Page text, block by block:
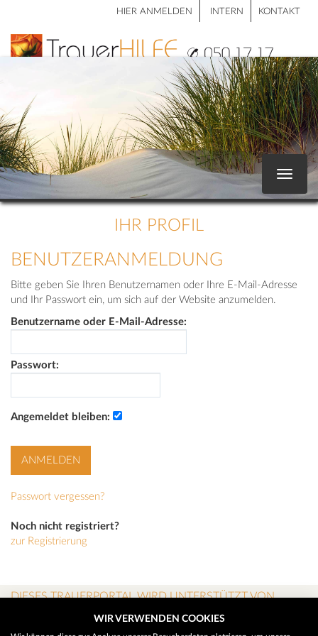
HIER ANMELDEN INTERN KONTAKT
Toggle
IHR PROFIL
BENUTZERANMELDUNG
Bitte geben Sie Ihren Benutzernamen oder Ihre E-Mail-Adresse
und Ihr Passwort ein, um sich auf der Website anzumelden.
Benutzername oder E-Mail-Adresse:
Passwort:
Angemeldet bleiben:
Passwort vergessen?
Noch nicht registriert?
zur Registrierung
DIESES TRAUERPORTAL WIRD UNTERSTÜTZT VON
WIR VERWENDEN COOKIES